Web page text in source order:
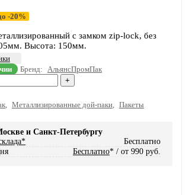
-20%
с замком zip-lock, без
Высота: 150мм.
Бренд:
АльянсПромПак
+
Металлизированные дой-паки Пакеты
и Санкт-Петербургу
Бесплатно
Бесплатно* / от 990 руб.